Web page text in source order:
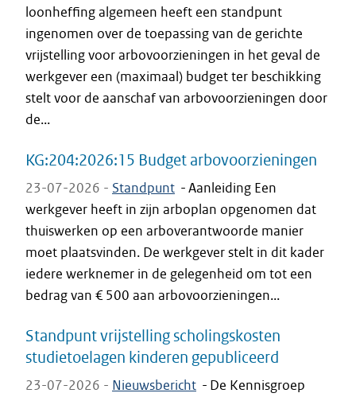
loonheffing algemeen heeft een standpunt
ingenomen over de toepassing van de gerichte
vrijstelling voor arbovoorzieningen in het geval de
werkgever een (maximaal) budget ter beschikking
stelt voor de aanschaf van arbovoorzieningen door
de...
KG:204:2026:15 Budget arbovoorzieningen
23-07-2026 - Standpunt -Aanleiding Een
werkgever heeft in zijn arboplan opgenomen dat
thuiswerken op een arboverantwoorde manier
moet plaatsvinden. De werkgever stelt in dit kader
iedere werknemer in de gelegenheid om tot een
bedrag van € 500 aan arbovoorzieningen...
Standpunt vrijstelling scholingskosten
studietoelagen kinderen gepubliceerd
23-07-2026 - Nieuwsbericht - De Kennisgroep